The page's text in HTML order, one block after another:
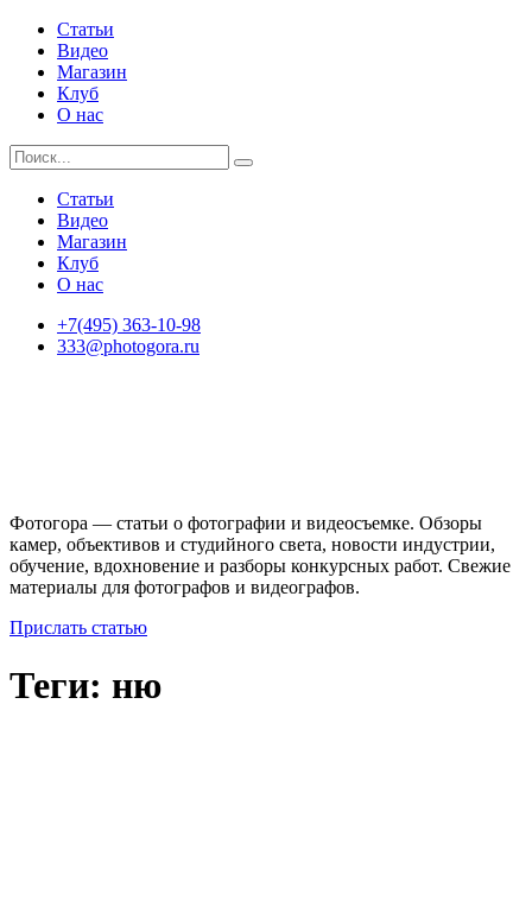
Статьи
Видео
Магазин
Клуб
О нас
Статьи
Видео
Магазин
Клуб
О нас
+7(495) 363-10-98
333@photogora.ru
Фотогора — статьи о фотографии и видеосъемке. Обзоры
камер, объективов и студийного света, новости индустрии,
обучение, вдохновение и разборы конкурсных работ. Свежие
материалы для фотографов и видеографов.
Прислать статью
Теги: ню